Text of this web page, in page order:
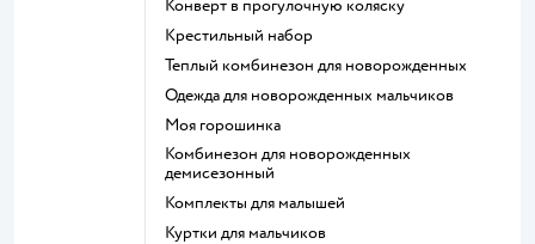
Конверт в прогулочную коляску
Крестильный набор
Теплый комбинезон для новорожденных
Одежда для новорожденных мальчиков
Моя горошинка
Комбинезон для новорожденных
демисезонный
Комплекты для малышей
Куртки для мальчиков